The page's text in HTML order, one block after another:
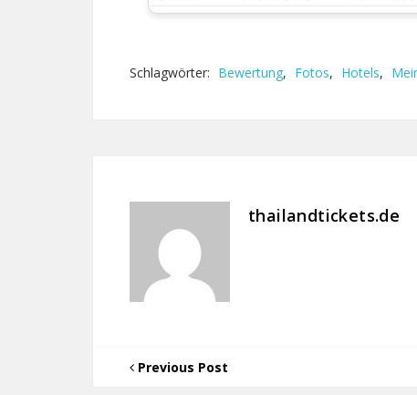
Schlagwörter: Bewertung, Fotos, Hotels,
thailandtickets.de
Previous Post